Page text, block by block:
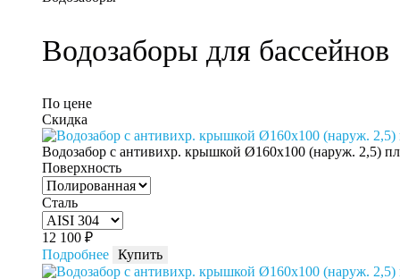
Водозаборы для бассейнов
По цене
Скидка
Водозабор с антивихр. крышкой Ø160x100 (наруж. 2,5)
Поверхность
Сталь
12 100 ₽
Подробнее Купить